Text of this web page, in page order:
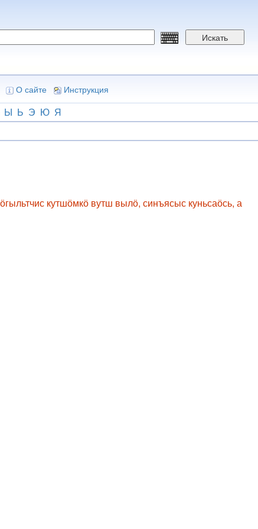
Искать
О сайте Инструкция
Ы Ь Э Ю Я
кутшӧмкӧ вутш вылӧ, синъясыс куньсаӧсь, а